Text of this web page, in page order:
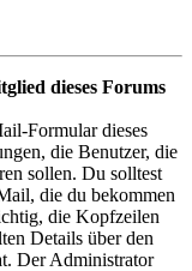
dieses Forums
Formular dieses
die Benutzer, die
sollen. Du solltest
die du bekommen
die Kopfzeilen
Details über den
Der Administrator